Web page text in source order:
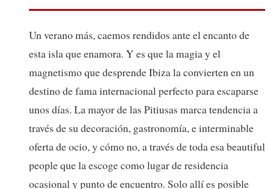
Un verano más, caemos rendidos ante el encanto de
esta isla que enamora. Y es que la magia y el
magnetismo que desprende Ibiza la convierten en un
destino de fama internacional perfecto para escaparse
unos días. La mayor de las Pitiusas marca tendencia a
través de su decoración, gastronomía, e interminable
oferta de ocio, y cómo no, a través de toda esa beautiful
people que la escoge como lugar de residencia
ocasional y punto de encuentro. Solo allí es posible